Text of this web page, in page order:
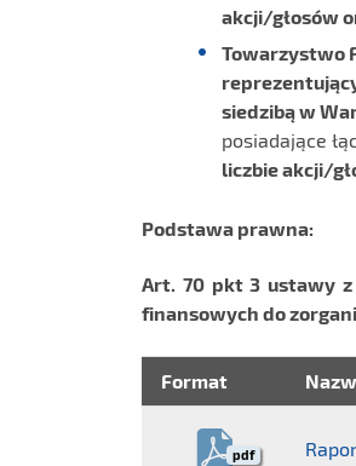
akcji/głosów
Towarzystwo
siedzibą w
posiadające
liczbieakcji/
Podstawa prawna:
Art. 70 pkt 3 ustawy
finansowych do
Format
pdf